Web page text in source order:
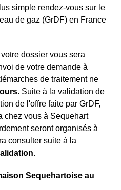
simple rendez-vous sur le
de gaz (GrDF) en France
dossier vous sera
de votre demande à
de traitement ne
. Suite à la validation de
de l'offre faite par GrDF,
chez vous à Sequehart
seront organisés à
consulter suite à la
.
Sequehartoise au